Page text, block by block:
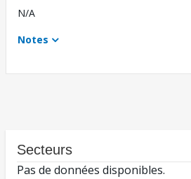
N/A
Notes
Secteurs
Pas de données disponibles.